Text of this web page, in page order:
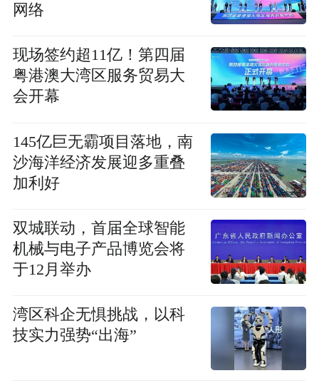
网络
现场签约超11亿！第四届
粤港澳大湾区服务贸易大
会开幕
145亿巨无霸项目落地，南
沙海洋经济发展迎多重叠
加利好
双城联动，首届全球智能
机械与电子产品博览会将
于12月举办
湾区科企无惧挑战，以科
技实力强势“出海”